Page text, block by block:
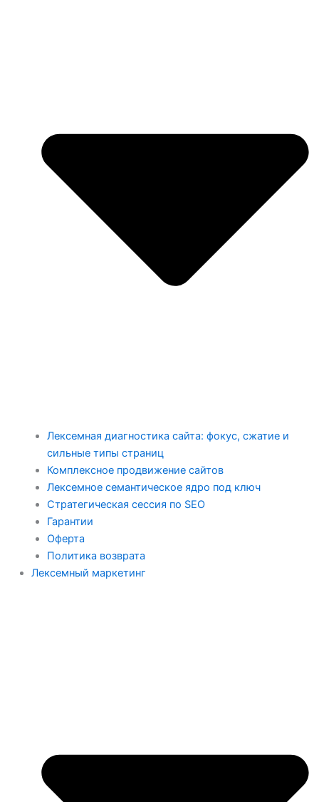
Лексемная диагностика сайта: фокус, сжатие и
сильные типы страниц
Комплексное продвижение сайтов
Лексемное семантическое ядро под ключ
Стратегическая сессия по SEO
Гарантии
Оферта
Политика возврата
Лексемный маркетинг